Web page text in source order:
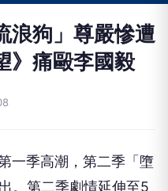
浪狗」尊嚴慘遭
痛毆李國毅
一季高潮，第二季「墮
。第二季劇情延伸至5